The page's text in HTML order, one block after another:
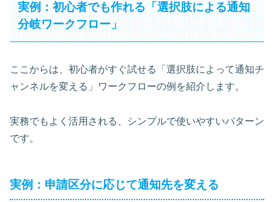
実例：初心者でも作れる「選択肢による通知
分岐ワークフロー」
ここからは、初心者がすぐ試せる「選択肢によって通知チ
ャンネルを変える」ワークフローの例を紹介します。
実務でもよく活用される、シンプルで使いやすいパターン
です。
実例：申請区分に応じて通知先を変える